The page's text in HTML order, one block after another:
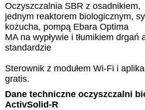
Oczyszczalnia SBR z osadnikiem,
jednym reaktorem biologicznym,
kożucha, pompą Ebara Optima
MA na wypływie i tłumikiem drgań
standardzie
Sterownik z modułem Wi-Fi i
gratis.
Dane techniczne oczyszczalni
ActivSolid-R